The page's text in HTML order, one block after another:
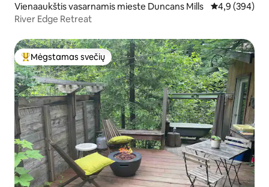
Vienaaukštis vasarnamis mieste Duncans Mills Vidutinis
4,9 (394)
River Edge Retreat
Svečių mėgstamiausias
Mėgstamas svečių